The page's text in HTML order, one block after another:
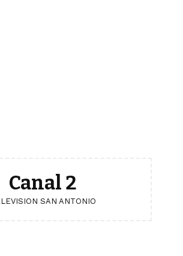
Canal 2
SAN ANTONIO